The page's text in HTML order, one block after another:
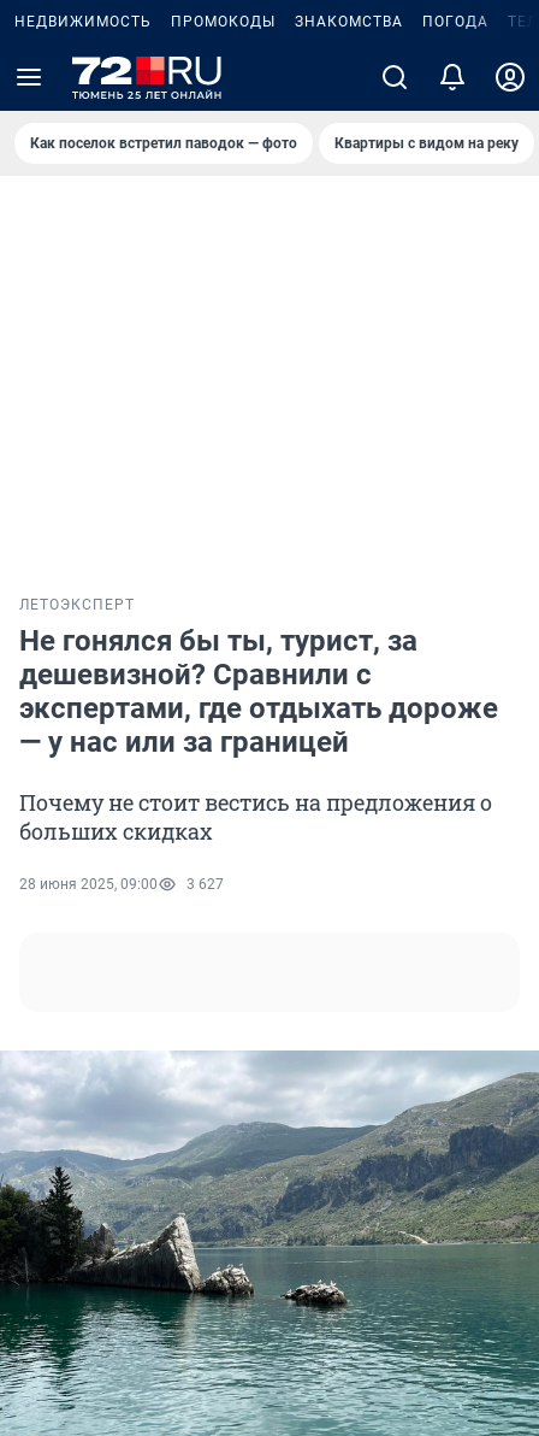
НЕДВИЖИМОСТЬ ПРОМОКОДЫ ЗНАКОМСТВА ПОГОДА
Как поселок встретил паводок — фото Квартиры с видом на реку
ЛЕТОЭКСПЕРТ
Не гонялся бы ты, турист, за
дешевизной? Сравнили с
экспертами, где отдыхать дороже
— у нас или за границей
Почему не стоит вестись на предложения о
больших скидках
28 июня 2025, 09:00 3 627